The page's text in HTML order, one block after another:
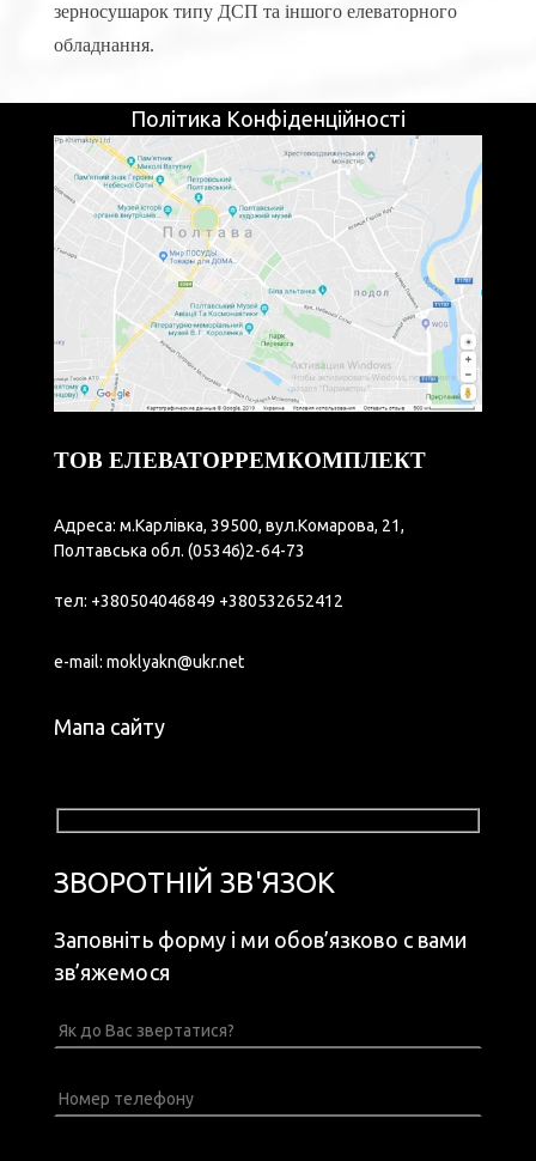
зерносушарок типу ДСП та іншого елеваторного
обладнання.
Політика Конфіденційності
ТОВ ЕЛЕВАТОРРЕМКОМПЛЕКТ
Адреса: м.Карлівка, 39500, вул.Комарова, 21,
Полтавська обл. (05346)2-64-73
тел: +380504046849 +380532652412
e-mail: moklyakn@ukr.net
Мапа сайту
ЗВОРОТНІЙ ЗВ'ЯЗОК
Заповніть форму і ми обов’язково с вами
зв’яжемося